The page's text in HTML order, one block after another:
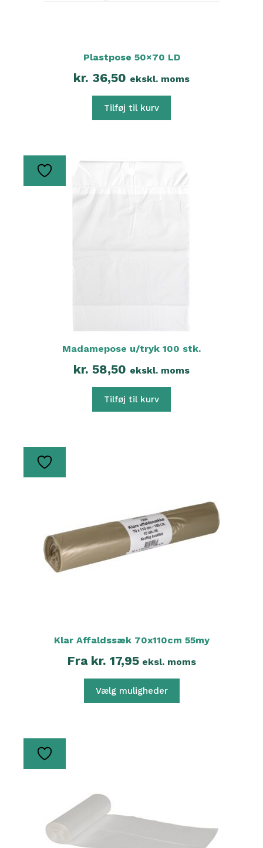
Plastpose 50×70 LD
kr. 36,50 ekskl. moms
Tilføj til kurv
Madamepose u/tryk 100 stk.
kr. 58,50 ekskl. moms
Tilføj til kurv
Klar Affaldssæk 70x110cm 55my
Fra kr. 17,95 eksl. moms
Vælg muligheder
Dette
vælges
varesiden